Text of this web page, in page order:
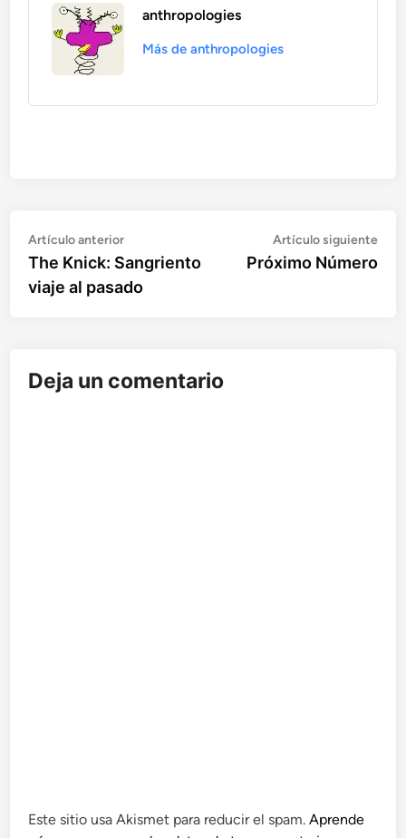
anthropologies
Más de anthropologies
Navegación
de
Artículo anteriorArtículo
anterior:
The Knick: Sangriento
viaje al pasado
Artículo siguiente
Próximo Número
Deja un comentario
Este sitio usa Akismet para reducir el spam.Aprende